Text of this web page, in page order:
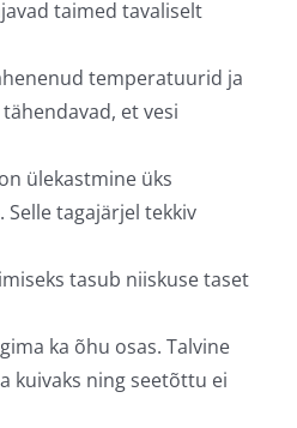
taimed tavaliselt
temperatuurid ja
et vesi
ülekastmine üks
tagajärjel tekkiv
tasub niiskuse taset
ka õhu osas. Talvine
kuivaks ning seetõttu ei